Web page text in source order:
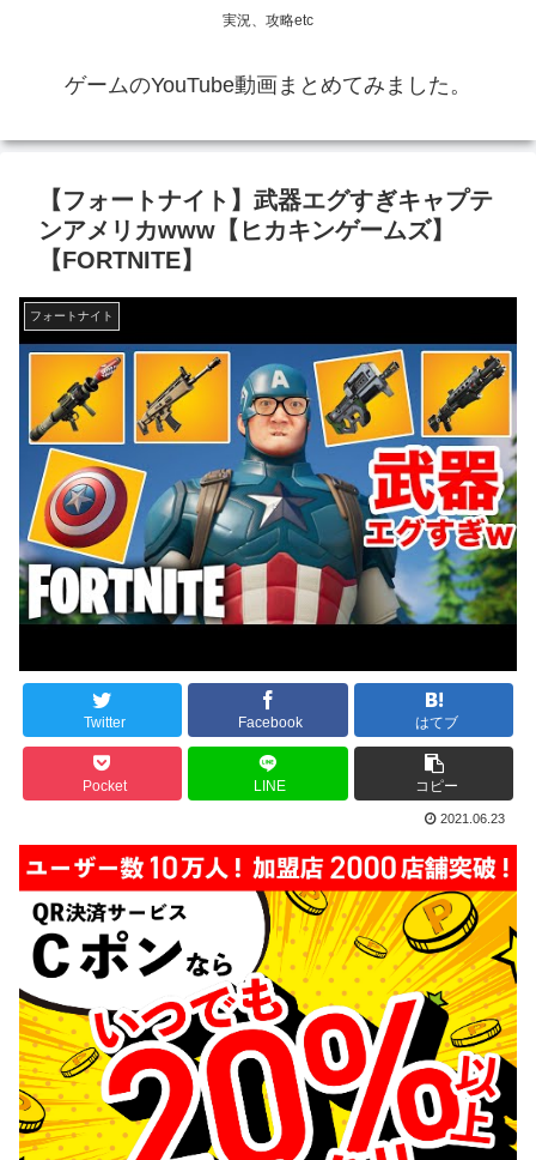
実況、攻略etc
ゲームのYouTube動画まとめてみました。
【フォートナイト】武器エグすぎキャプテ
ンアメリカwww【ヒカキンゲームズ】
【FORTNITE】
フォートナイト
Twitter Facebook はてブ
Pocket LINE コピー
2021.06.23